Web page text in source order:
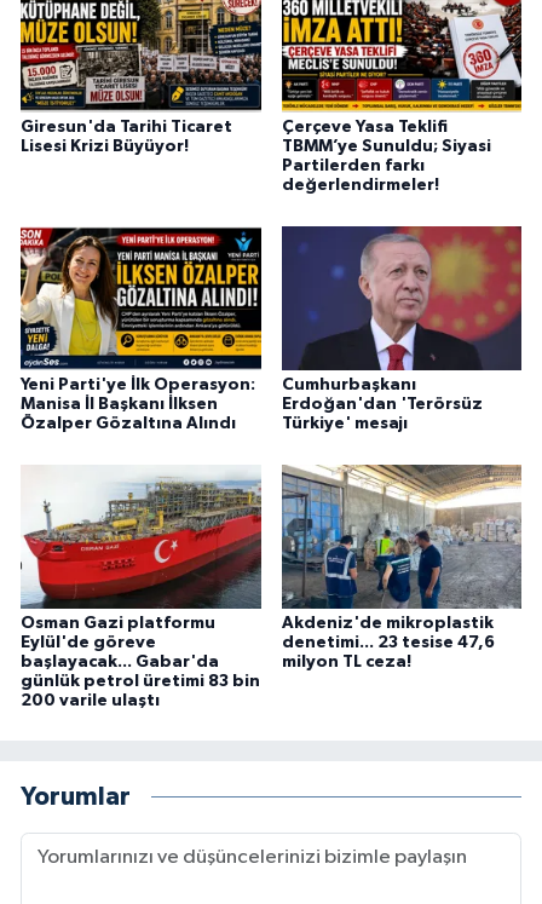
Giresun'da Tarihi Ticaret
Lisesi Krizi Büyüyor!
Çerçeve Yasa Teklifi
TBMM’ye Sunuldu; Siyasi
Partilerden farkı
değerlendirmeler!
Yeni Parti'ye İlk Operasyon:
Manisa İl Başkanı İlksen
Özalper Gözaltına Alındı
Cumhurbaşkanı
Erdoğan'dan 'Terörsüz
Türkiye' mesajı
Osman Gazi platformu
Eylül'de göreve
başlayacak... Gabar'da
günlük petrol üretimi 83 bin
200 varile ulaştı
Akdeniz'de mikroplastik
denetimi... 23 tesise 47,6
milyon TL ceza!
Yorumlar